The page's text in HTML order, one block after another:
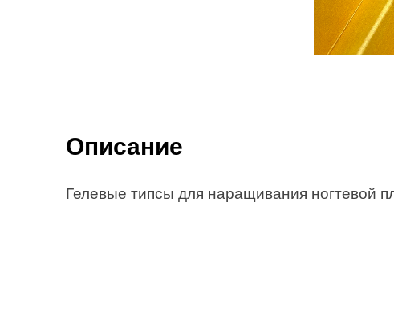
Описание
Гелевые типсы для наращивания ногтевой